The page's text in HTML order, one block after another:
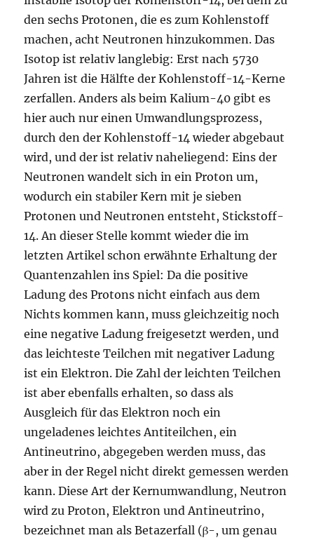
den sechs Protonen, die es zum Kohlenstoff
machen, acht Neutronen hinzukommen. Das
Isotop ist relativ langlebig: Erst nach 5730
Jahren ist die Hälfte der Kohlenstoff-14-Kerne
zerfallen. Anders als beim Kalium-40 gibt es
hier auch nur einen Umwandlungsprozess,
durch den der Kohlenstoff-14 wieder abgebaut
wird, und der ist relativ naheliegend: Eins der
Neutronen wandelt sich in ein Proton um,
wodurch ein stabiler Kern mit je sieben
Protonen und Neutronen entsteht, Stickstoff-
14. An dieser Stelle kommt wieder die im
letzten Artikel schon erwähnte Erhaltung der
Quantenzahlen ins Spiel: Da die positive
Ladung des Protons nicht einfach aus dem
Nichts kommen kann, muss gleichzeitig noch
eine negative Ladung freigesetzt werden, und
das leichteste Teilchen mit negativer Ladung
ist ein Elektron. Die Zahl der leichten Teilchen
ist aber ebenfalls erhalten, so dass als
Ausgleich für das Elektron noch ein
ungeladenes leichtes Antiteilchen, ein
Antineutrino, abgegeben werden muss, das
aber in der Regel nicht direkt gemessen werden
kann. Diese Art der Kernumwandlung, Neutron
wird zu Proton, Elektron und Antineutrino,
bezeichnet man als Betazerfall (β-, um genau